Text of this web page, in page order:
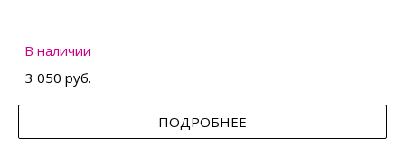
В наличии
3 050 руб.
ПОДРОБНЕЕ